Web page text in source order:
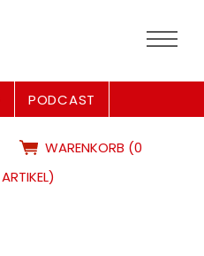
PODCAST
WARENKORB (0
ARTIKEL)